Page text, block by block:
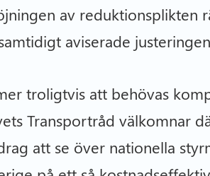
av reduktionsplikten
aviserade
troligtvis att behövas
Transportråd välkomnar
att se över nationella